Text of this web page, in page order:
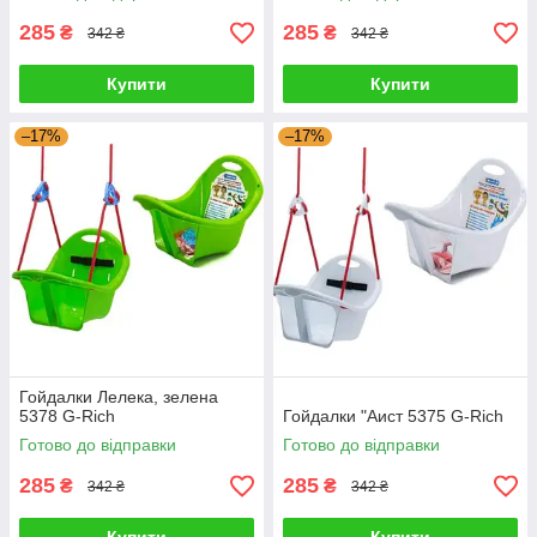
285 ₴ 342 ₴
Купити
285 ₴ 342 ₴
Купити
–17%
Гойдалки Лелека, зелена
5378 G-Rich
Готово до відправки
285 ₴ 342 ₴
–17%
Гойдалки "Аист 5375 G-Rich
Готово до відправки
285 ₴ 342 ₴